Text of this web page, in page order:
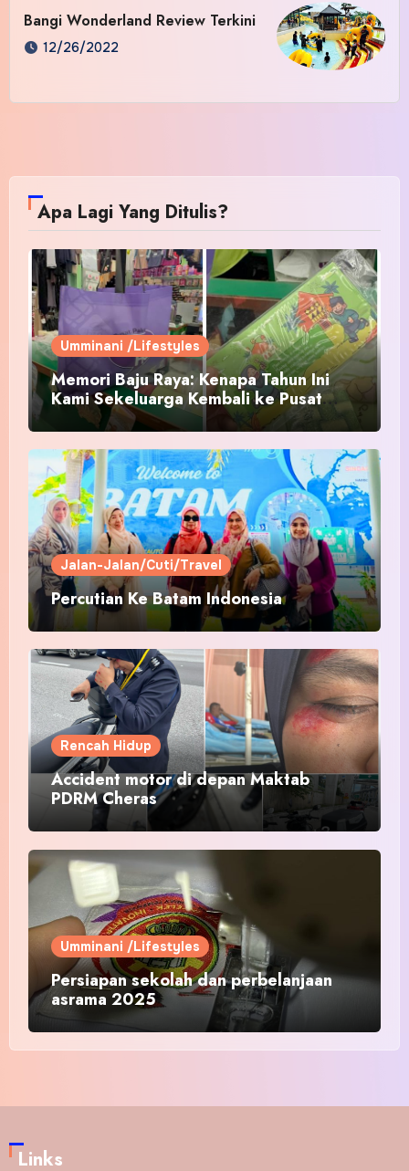
Bangi Wonderland Review Terkini
12/26/2022
Apa Lagi Yang Ditulis?
Umminani /Lifestyles
Memori Baju Raya: Kenapa Tahun Ini
Kami Sekeluarga Kembali ke Pusat
Pakaian Hari-Hari?
Jalan-Jalan/Cuti/Travel
Percutian Ke Batam Indonesia
Rencah Hidup
Accident motor di depan Maktab
PDRM Cheras
Umminani /Lifestyles
Persiapan sekolah dan perbelanjaan
asrama 2025
Links